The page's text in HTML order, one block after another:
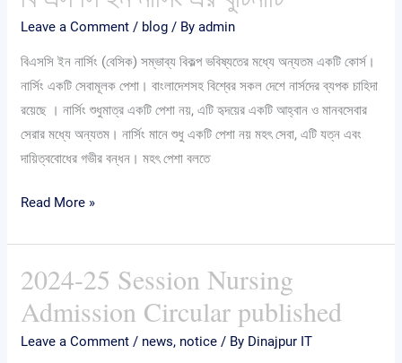
Leave a Comment / blog / Byadmin
বিএসসি ইন নার্সিং (বেসিক) সম্ভাব্য বিকল্প ভবিষ্যতের মধ্যে অন্যতম একটি কোর্স।
নার্সিং একটি সেবামূলক পেশা। বাংলাদেশসহ বিশ্বের সকল দেশে নার্সদের ব্যপক চাহিদা
রয়েছে । নার্সিং শুধুমাত্র একটি পেশা নয়, এটি হৃদয়ের একটি আহ্বান ও মানবসেবার
সেরার মধ্যে অন্যতম। নার্সিং মানে শুধু একটি পেশা নয় মহৎ সেবা, এটি যত্ন এবং
দায়িত্ববোধের গভীর বন্ধন। মহৎ পেশা বলতে
Read More »
2024-25 Session Nursing
Admission Circular published
Leave a Comment / news, notice / By Dinajpur IT
2024-
Session
Nursing